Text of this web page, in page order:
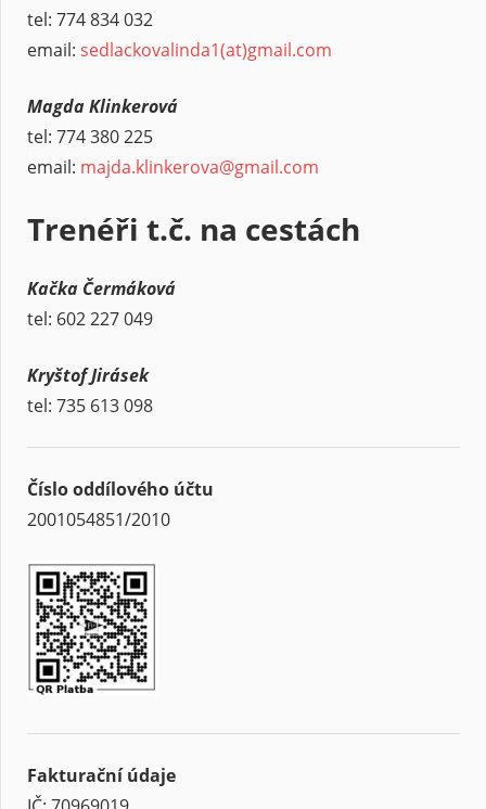
tel: 774 834 032
email: sedlackovalinda1(at)gmail.com
Magda Klinkerová
tel: 774 380 225
email: majda.klinkerova@gmail.com
Trenéři t.č. na cestách
Kačka Čermáková
tel: 602 227 049
Kryštof Jirásek
tel: 735 613 098
Číslo oddílového účtu
2001054851/2010
Fakturační údaje